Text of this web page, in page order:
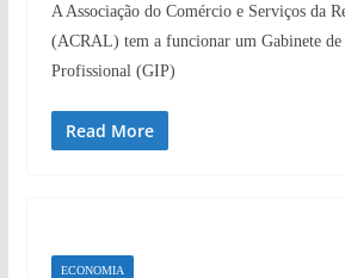
A Associação do Comércio e Serviços da
(ACRAL) tem a funcionar um Gabinete de
Profissional (GIP)
Read More
ECONOMIA